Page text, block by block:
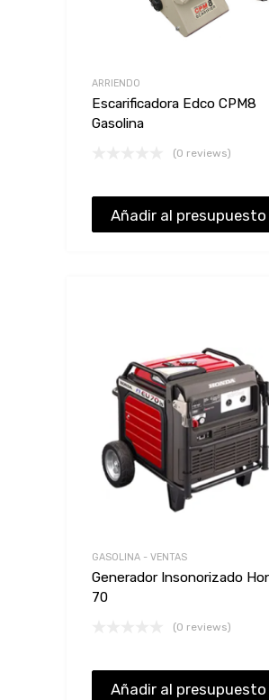
ARRIENDO
Escarificadora Edco CPM8
Gasolina
(0 reviews)
Añadir al presupuesto
GASOLINA - VENTAS
Generador Insonorizado
70
(0 reviews)
Añadir al presupuesto